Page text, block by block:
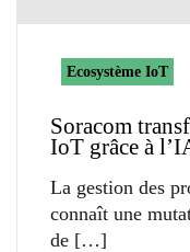
Ecosystème IoT
Soracom
IoT grâce à
La gestion des
connaît une
de